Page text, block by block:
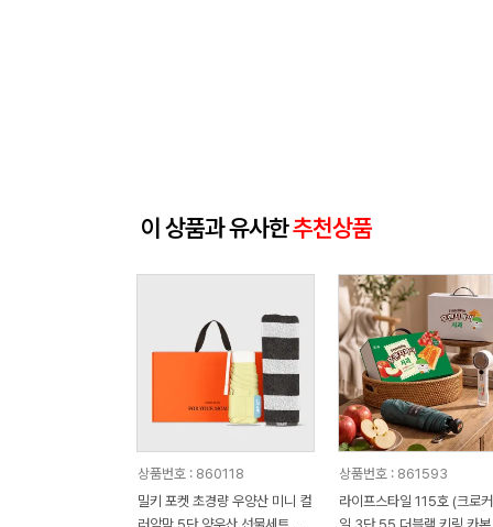
이 상품과 유사한추천상품
상품번호 : 860118
밀키 포켓 초경량 우양산 미니 컬
상품번호 : 861593
라이프스타일 115호 (크로